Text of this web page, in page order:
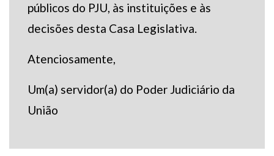
públicos do PJU, às instituições e às
decisões desta Casa Legislativa.
Atenciosamente,
Um(a) servidor(a) do Poder Judiciário da
União